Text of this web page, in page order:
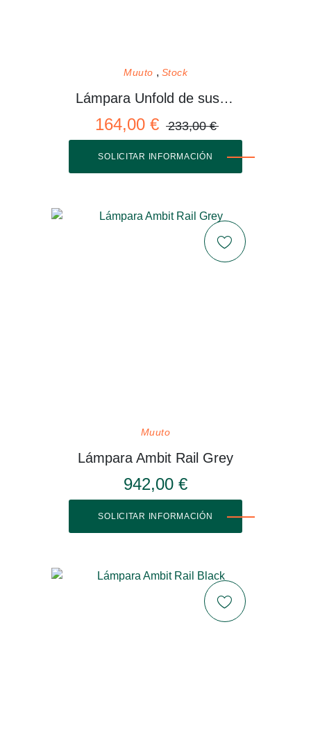
Muuto Stock
Lámpara Unfold de suspensión
164,00 € 233,00 €
SOLICITAR INFORMACIÓN
Muuto
Lámpara Ambit Rail Grey
942,00 €
SOLICITAR INFORMACIÓN